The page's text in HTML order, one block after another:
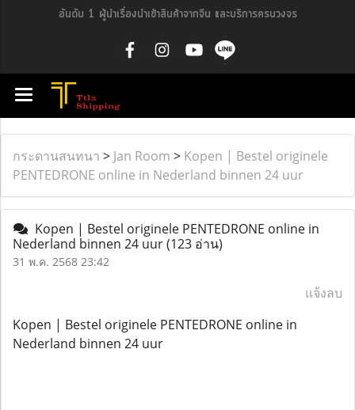
อันดับ 1 ผู้นำเรื่องนำเข้าสินค้าจากจีน และบริการครบวงจร
กระดานสนทนา > Jan Room > Kopen | Bestel originele
PENTEDRONE online in Nederland binnen 24 uur
Kopen | Bestel originele PENTEDRONE online in
Nederland binnen 24 uur(123 อ่าน)
31 พ.ค. 2568 23:42
แจ้งลบ
Kopen | Bestel originele PENTEDRONE online in
Nederland binnen 24 uur